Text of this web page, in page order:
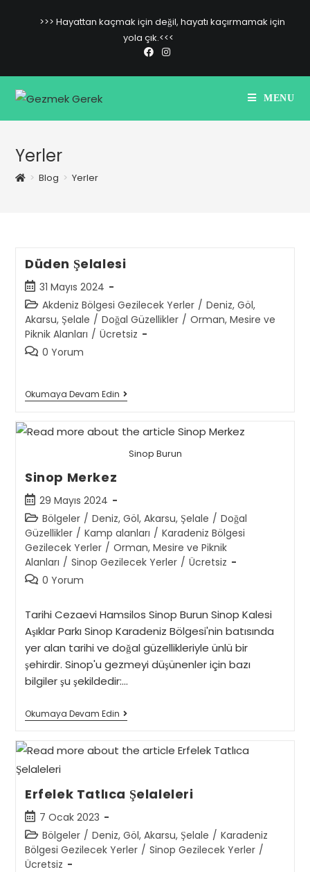
>>> Hayattan kaçmak için değil, hayatı kaçırmamak için
yola çık.<<<
MENU
Yerler
> Blog > Yerler
Düden Şelalesi
Post
published:
31 Mayıs 2024
Post
category:
Akdeniz Bölgesi Gezilecek Yerler / Deniz, Göl,
Akarsu, Şelale / Doğal Güzellikler / Orman, Mesire ve
Piknik Alanları / Ücretsiz
Post0 Yorum
Okumaya Devam EdinDüden
Şelalesi
Sinop Burun
Sinop Merkez
Post
published:
29 Mayıs 2024
Post
category:
Bölgeler / Deniz, Göl, Akarsu, Şelale / Doğal
Güzellikler / Kamp alanları / Karadeniz Bölgesi
Gezilecek Yerler / Orman, Mesire ve Piknik
Alanları / Sinop Gezilecek Yerler / Ücretsiz
Post0 Yorum
Tarihi Cezaevi Hamsilos Sinop Burun Sinop Kalesi
Aşıklar Parkı Sinop Karadeniz Bölgesi'nin batısında
yer alan tarihi ve doğal güzellikleriyle ünlü bir
şehirdir. Sinop'u gezmeyi düşünenler için bazı
bilgiler şu şekildedir:…
Okumaya Devam EdinSinop
Merkez
Erfelek Tatlıca Şelaleleri
Post
published:
7 Ocak 2023
Post
category:
Bölgeler / Deniz, Göl, Akarsu, Şelale / Karadeniz
Bölgesi Gezilecek Yerler / Sinop Gezilecek Yerler /
Ücretsiz